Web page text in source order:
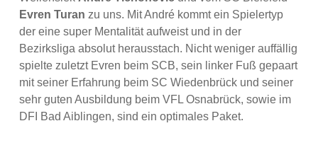
Evren Turan zu uns. Mit André kommt ein Spielertyp
der eine super Mentalität aufweist und in der
Bezirksliga absolut herausstach. Nicht weniger auffällig
spielte zuletzt Evren beim SCB, sein linker Fuß gepaart
mit seiner Erfahrung beim SC Wiedenbrück und seiner
sehr guten Ausbildung beim VFL Osnabrück, sowie im
DFI Bad Aiblingen, sind ein optimales Paket.